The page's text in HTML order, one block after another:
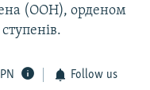
(ООН), орденом
Follow us